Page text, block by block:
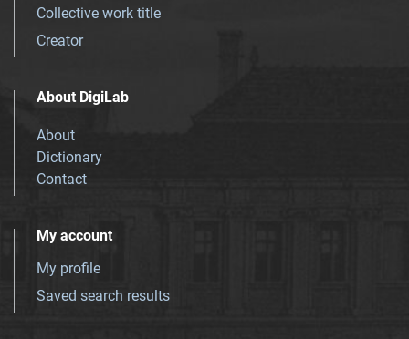
Collective work title
Creator
About DigiLab
About
Dictionary
Contact
My account
My profile
Saved search results